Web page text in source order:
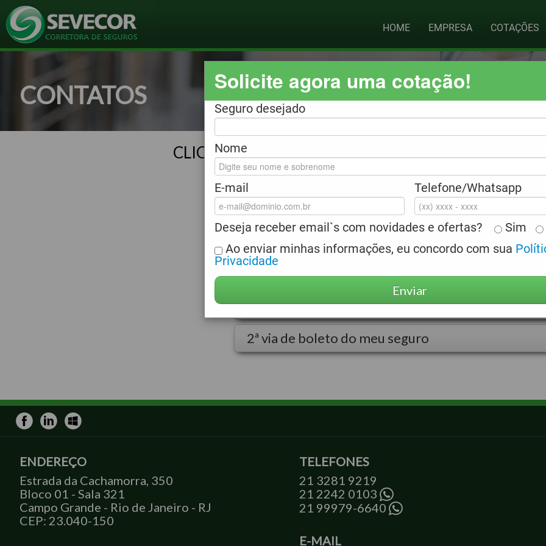
HOME EMPRESA COTAÇÕES
CONTATOS
CLIQUE NO SERVIÇO DESEJADO PARA RECEBER
Desejo agendar uma renovação
Tenho dúvidas sobre Seguros
Quero enviar uma mensagem
Quero receber uma ligação
2ª via de boleto do meu seguro
ENDEREÇO
Estrada da Cachamorra, 350
Bloco 01 - Sala 321
Campo Grande - Rio de Janeiro - RJ
CEP: 23.040-150
TELEFONES
21 3281 9219
21 2242 0103
21 99979-6640
E-MAIL
Solicite agora uma cotação!
Seguro desejado
Nome
E-mail Telefone/Whatsapp
Deseja receber email`s com novidades e ofertas? Sim
Ao enviar minhas informações, eu concordo com sua
Privacidade
Enviar